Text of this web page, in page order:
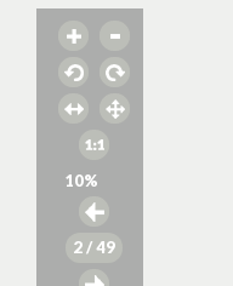
10%
2/ 49